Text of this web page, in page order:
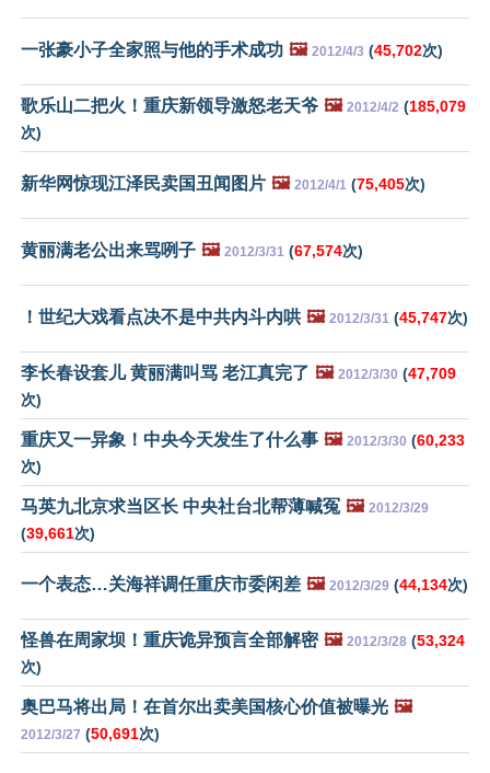
一张豪小子全家照与他的手术成功 🖼️ 2012/4/3 (45,702次)
歌乐山二把火！重庆新领导激怒老天爷 🖼️ 2012/4/2 (185,079
次)
新华网惊现江泽民卖国丑闻图片 🖼️ 2012/4/1 (75,405次)
黄丽满老公出来骂咧子 🖼️ 2012/3/31 (67,574次)
！世纪大戏看点决不是中共内斗内哄 🖼️ 2012/3/31 (45,747次)
李长春设套儿 黄丽满叫骂 老江真完了 🖼️ 2012/3/30 (47,709
次)
重庆又一异象！中央今天发生了什么事 🖼️ 2012/3/30 (60,233
次)
马英九北京求当区长 中央社台北帮薄喊冤 🖼️ 2012/3/29
(39,661次)
一个表态…关海祥调任重庆市委闲差 🖼️ 2012/3/29 (44,134次)
怪兽在周家坝！重庆诡异预言全部解密 🖼️ 2012/3/28 (53,324
次)
奥巴马将出局！在首尔出卖美国核心价值被曝光 🖼️
2012/3/27 (50,691次)